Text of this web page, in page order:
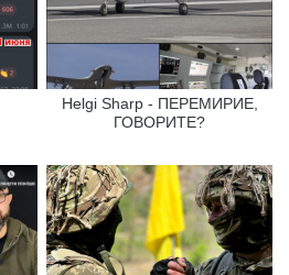
Helgi Sharp - ПЕРЕМИРИЕ,
ГОВОРИТЕ?